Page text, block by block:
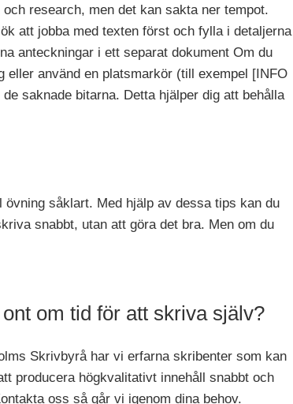
research, men det kan sakta ner tempot.
att jobba med texten först och fylla i detaljerna
anteckningar i ett separat dokument Om du
eller använd en platsmarkör (till exempel [INFO
saknade bitarna. Detta hjälper dig att behålla
såklart. Med hjälp av dessa tips kan du
snabbt, utan att göra det bra. Men om du
om tid för att skriva själv?
Skrivbyrå har vi erfarna skribenter som kan
producera högkvalitativt innehåll snabbt och
oss så går vi igenom dina behov.